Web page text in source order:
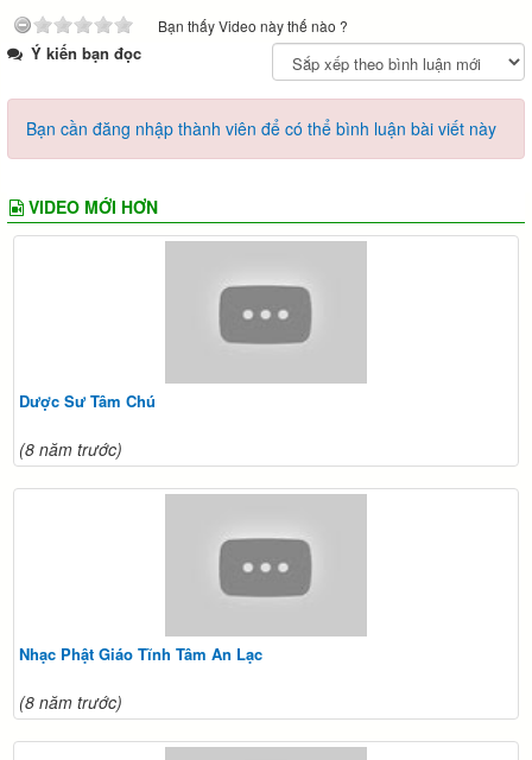
Bạn thấy Video này thế nào ?
Ý kiến bạn đọc
Bạn cần đăng nhập thành viên để có thể bình luận bài viết này
VIDEO MỚI HƠN
Dược Sư Tâm Chú
(8 năm trước)
Nhạc Phật Giáo Tĩnh Tâm An Lạc
(8 năm trước)